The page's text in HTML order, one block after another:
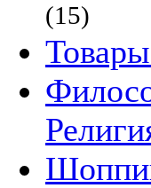
(15)